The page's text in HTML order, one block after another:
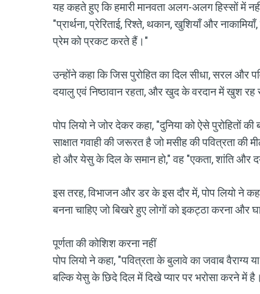
यह कहते हुए कि हमारी मानवता अलग-अलग हिस्सों में नहीं
"प्रार्थना, प्रेरिताई, रिश्ते, थकान, खुशियाँ और
प्रेम को प्रकट करते हैं।"
उन्होंने कहा कि जिस पुरोहित का दिल सीधा, सरल और
दयालु एवं निष्ठावान रहता, और खुद के वरदान में खुश रह
पोप लियो ने जोर देकर कहा, "दुनिया को ऐसे पुरोहितों
साक्षात गवाही की जरूरत है जो मसीह की पवित्रता
हो और येसु के दिल के समान हो," वह "एकता, शांति और
इस तरह, विभाजन और डर के इस दौर में, पोप लियो ने
बनना चाहिए जो बिखरे हुए लोगों को इकट्ठा करना और
पूर्णता की कोशिश करना नहीं
पोप लियो ने कहा, "पवित्रता के बुलावे का जवाब
बल्कि येसु के छिदे दिल में दिखे प्यार पर भरोसा करने में